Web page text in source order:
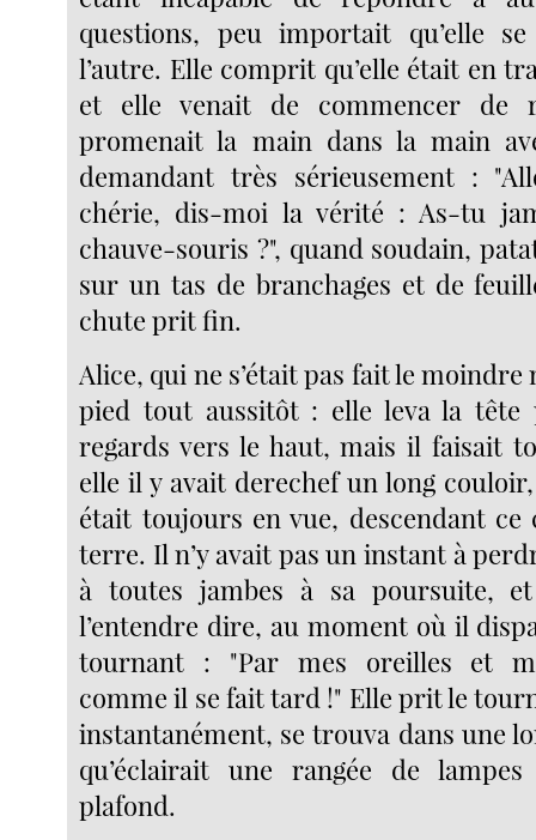
questions, peu importait qu’elle
l’autre. Elle comprit qu’elle était en
et elle venait de commencer de
promenait la main dans la main
demandant très sérieusement :
chérie, dis-moi la vérité : As-tu
chauve-souris ?", quand soudain,
sur un tas de branchages et de
chute prit fin.
Alice, qui ne s’était pas fait le
pied tout aussitôt : elle leva la tête
regards vers le haut, mais il faisait
elle il y avait derechef un long
était toujours en vue, descendant
terre. Il n’y avait pas un instant à
à toutes jambes à sa poursuite,
l’entendre dire, au moment où il
tournant : "Par mes oreilles et
comme il se fait tard !" Elle prit le
instantanément, se trouva dans une
qu’éclairait une rangée de
plafond.